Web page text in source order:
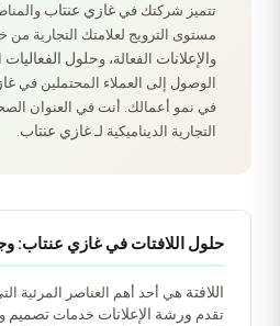
تتميز شركتك في غازي عنتاب
مستوى الترويج لعلامتك التجارية من
والإعلانات الفعالة، وحلول الفعاليات
الوصول إلى العملاء المحتملين في
في نمو أعمالك. أنت في العنوان
التجارية الديناميكية لـ غازي عنتاب.
حلول اللافتات في غازي عنتاب:
اللافتة هي أحد أهم العناصر المرئية
تقدم ورشة الإعلانات خدمات تصميم و